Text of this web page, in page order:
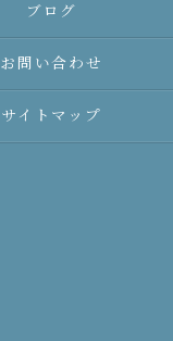
ブログ
お問い合わせ
サイトマップ